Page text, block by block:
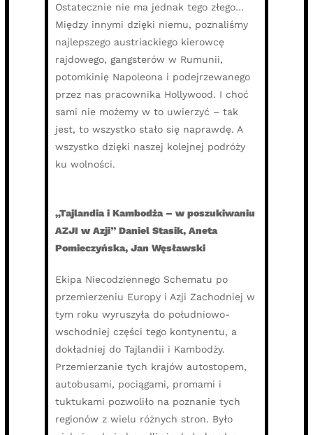
Ostatecznie nie ma jednak tego złego…
Między innymi dzięki niemu, poznaliśmy
najlepszego austriackiego kierowcę
rajdowego, gangsterów w Rumunii,
potomkinię Napoleona i podejrzewanego
przez nas pracownika Hollywood. I choć
sami nie możemy w to uwierzyć – tak
jest, to wszystko stało się naprawdę. A
wszystko dzięki naszej kolejnej podróży
ku wolności.
„Tajlandia i Kambodża – w poszukiwaniu
AZJI w Azji” Daniel Stasik, Aneta
Pomieczyńska, Jan Węsławski
Ekipa Niecodziennego Schematu po
przemierzeniu Europy i Azji Zachodniej w
tym roku wyruszyła do południowo-
wschodniej części tego kontynentu, a
dokładniej do Tajlandii i Kambodży.
Przemierzanie tych krajów autostopem,
autobusami, pociągami, promami i
tuktukami pozwoliło na poznanie tych
regionów z wielu różnych stron. Było